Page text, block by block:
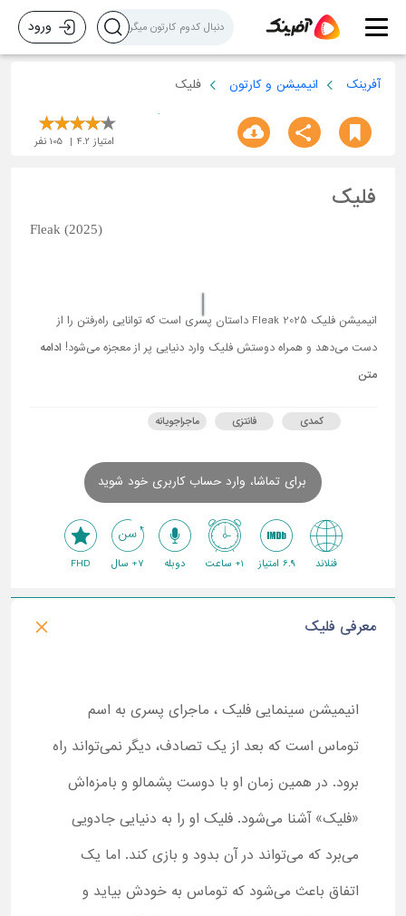
ورود
آفرینک انیمیشن و کارتون فلیک
امتیاز 4.2
105 نفر
فلیک
Fleak (2025)
انیمیشن فلیک Fleak 2025 داستان پسری است که توانایی راه‌رفتن را از
دست می‌دهد و همراه دوستش فلیک وارد دنیایی پر از معجزه می‌شود! ادامه
متن
کمدی فانتزی ماجراجویانه
برای تماشا، وارد حساب کاربری خود شوید
فنلاند 6.9 امتیاز 1+ ساعت دوبله 7+ سال FHD
معرفی فلیک
انیمیشن سینمایی فلیک ، ماجرای پسری به اسم
توماس است که بعد از یک تصادف، دیگر نمی‌تواند راه
برود. در همین زمان او با دوست پشمالو و بامزه‌اش
«فلیک» آشنا می‌شود. فلیک او را به دنیایی جادویی
می‌برد که می‌تواند در آن بدود و بازی کند. اما یک
اتفاق باعث می‌شود که توماس به خودش بیاید و